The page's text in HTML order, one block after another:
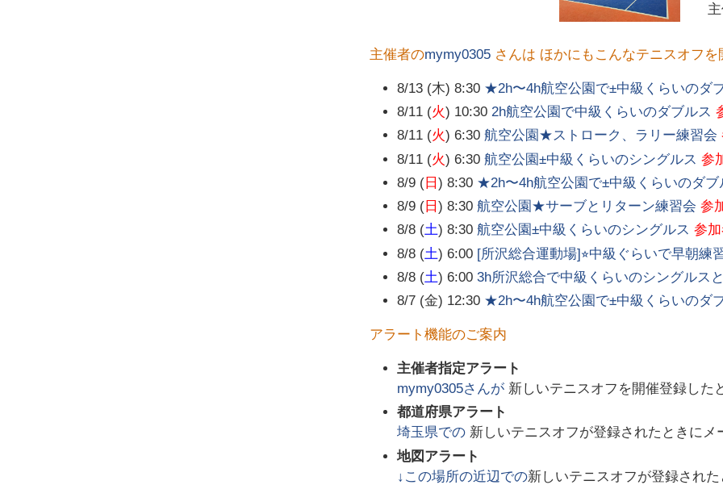
主催者のmymy0305 さんは ほかにもこんなテニスオフを
8/13 (木) 8:30 ★2h〜4h航空公園で±中級くらいのダ
8/11 (火) 10:30 2h航空公園で中級くらいのダブルス
8/11 (火) 6:30 航空公園★ストローク、ラリー練習会
8/11 (火) 6:30 航空公園±中級くらいのシングルス 参
8/9 (日 ) 8:30 ★2h〜4h航空公園で±中級くらいのダブ
8/9 (日 ) 8:30 航空公園★サーブとリターン練習会 参
8/8 (土) 8:30 航空公園±中級くらいのシングルス 参
8/8 (土) 6:00 [所沢総合運動場]⭐︎中級ぐらいで早朝練
8/8 (土) 6:00 3h所沢総合で中級くらいのシングルス
8/7 (金) 12:30 ★2h〜4h航空公園で±中級くらいのダ
アラート機能のご案内
主催者指定アラート
mymy0305さんが 新しいテニスオフを開催登録した
都道府県アラート
埼玉県での 新しいテニスオフが登録されたときにメ
地図アラート
↓この場所の近辺での新しいテニスオフが登録され